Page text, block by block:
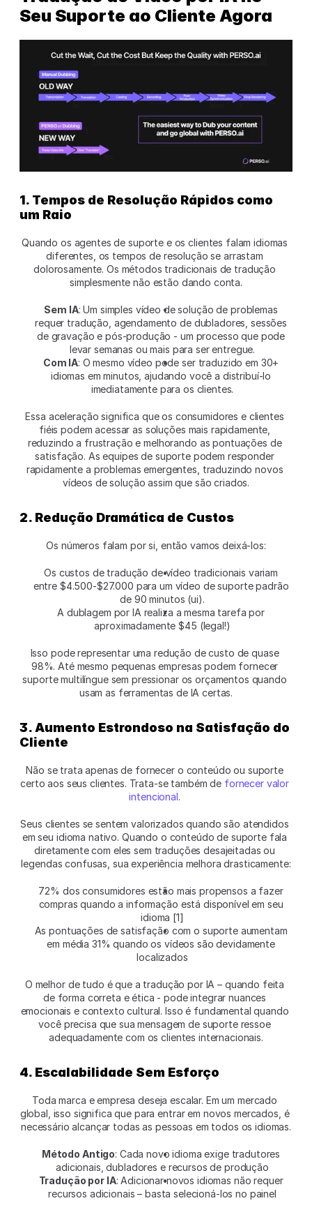
Seu Suporte ao Cliente Agora
1. Tempos de Resolução Rápidos como
um Raio
Quando os agentes de suporte e os clientes falam idiomas
diferentes, os tempos de resolução se arrastam
dolorosamente. Os métodos tradicionais de tradução
simplesmente não estão dando conta.
Sem IA: Um simples vídeo de solução de problemas
requer tradução, agendamento de dubladores, sessões
de gravação e pós-produção - um processo que pode
levar semanas ou mais para ser entregue.
Com IA: O mesmo vídeo pode ser traduzido em 30+
idiomas em minutos, ajudando você a distribuí-lo
imediatamente para os clientes.
Essa aceleração significa que os consumidores e clientes
fiéis podem acessar as soluções mais rapidamente,
reduzindo a frustração e melhorando as pontuações de
satisfação. As equipes de suporte podem responder
rapidamente a problemas emergentes, traduzindo novos
vídeos de solução assim que são criados.
2. Redução Dramática de Custos
Os números falam por si, então vamos deixá-los:
Os custos de tradução de vídeo tradicionais variam
entre $4.500-$27.000 para um vídeo de suporte padrão
de 90 minutos (ui).
A dublagem por IA realiza a mesma tarefa por
aproximadamente $45 (legal!)
Isso pode representar uma redução de custo de quase
98%. Até mesmo pequenas empresas podem fornecer
suporte multilíngue sem pressionar os orçamentos quando
usam as ferramentas de IA certas.
3. Aumento Estrondoso na Satisfação do
Cliente
Não se trata apenas de fornecer o conteúdo ou suporte
certo aos seus clientes. Trata-se também de fornecer valor
intencional.
Seus clientes se sentem valorizados quando são atendidos
em seu idioma nativo. Quando o conteúdo de suporte fala
diretamente com eles sem traduções desajeitadas ou
legendas confusas, sua experiência melhora drasticamente:
72% dos consumidores estão mais propensos a fazer
compras quando a informação está disponível em seu
idioma [1]
As pontuações de satisfação com o suporte aumentam
em média 31% quando os vídeos são devidamente
localizados
O melhor de tudo é que a tradução por IA – quando feita
de forma correta e ética - pode integrar nuances
emocionais e contexto cultural. Isso é fundamental quando
você precisa que sua mensagem de suporte ressoe
adequadamente com os clientes internacionais.
4. Escalabilidade Sem Esforço
Toda marca e empresa deseja escalar. Em um mercado
global, isso significa que para entrar em novos mercados, é
necessário alcançar todas as pessoas em todos os idiomas.
Método Antigo: Cada novo idioma exige tradutores
adicionais, dubladores e recursos de produção
Tradução por IA: Adicionar novos idiomas não requer
recursos adicionais – basta selecioná-los no painel